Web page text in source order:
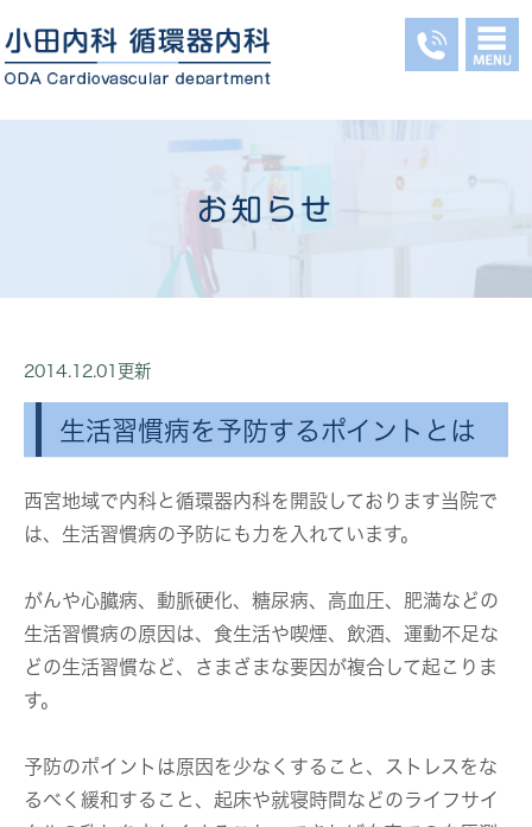
お知らせ
2014.12.01更新
生活習慣病を予防するポイントとは
西宮地域で内科と循環器内科を開設しております当院で
は、生活習慣病の予防にも力を入れています。
がんや心臓病、動脈硬化、糖尿病、高血圧、肥満などの
生活習慣病の原因は、食生活や喫煙、飲酒、運動不足な
どの生活習慣など、さまざまな要因が複合して起こりま
す。
予防のポイントは原因を少なくすること、ストレスをな
るべく緩和すること、起床や就寝時間などのライフサイ